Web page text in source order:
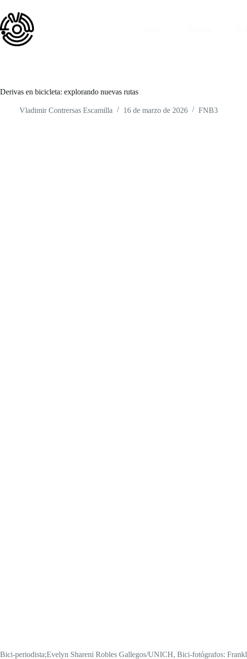
contenido
Derivas en bicicleta: explorando nuevas rutas
Vladimir Contrersas Escamilla 16 de marzo de 2026 FNB3
Bici-periodista;Evelyn Shareni Robles Gallegos/UNICH, Bici-fotógrafos: